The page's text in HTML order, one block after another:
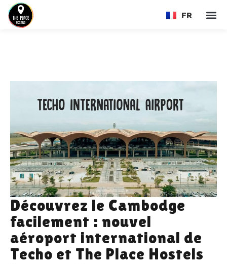
FR
EN
Découvrez le Cambodge
facilement : nouvel
aéroport international de
Techo et The Place Hostels